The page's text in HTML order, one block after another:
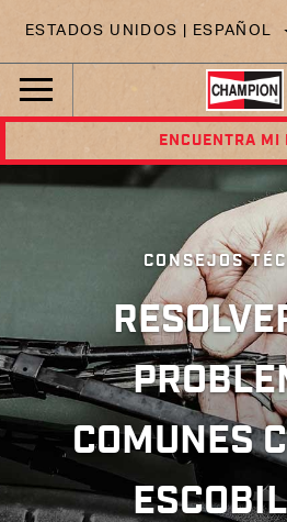
ESTADOS UNIDOS | ESPAÑOL
ENCUENTRA MI
CONSEJOS
COMUNES